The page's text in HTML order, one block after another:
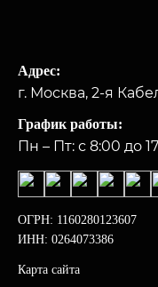
Адрес:
г. Москва, 2-я
График работы:
Пн – Пт: с 8:00 до
ОГРН: 1160280123607
ИНН: 0264073386
Карта сайта